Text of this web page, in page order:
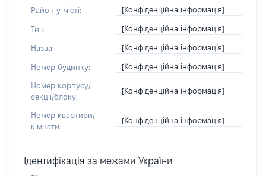
Район у місті: [Конфіденційна інформація]
Тип: [Конфіденційна інформація]
Назва: [Конфіденційна інформація]
Номер будинку: [Конфіденційна інформація]
Номер корпусу/
секції/блоку:
[Конфіденційна інформація]
Номер квартири/
кімнати:
[Конфіденційна інформація]
Ідентифікація за межами України